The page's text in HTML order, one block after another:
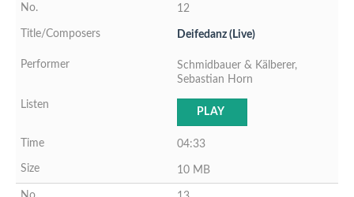
12
Deifedanz (Live)
Schmidbauer & Kälberer,
Sebastian Horn
PLAY
04:33
10 MB